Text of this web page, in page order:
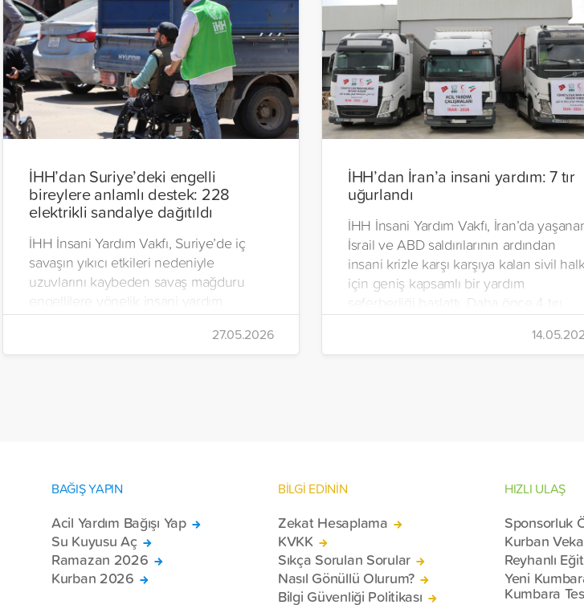
İHH’dan Suriye’deki engelli
bireylere anlamlı destek: 228
elektrikli sandalye dağıtıldı
İHH İnsani Yardım Vakfı, Suriye’de iç
savaşın yıkıcı etkileri nedeniyle
uzuvlarını kaybeden savaş mağduru
engellilere yönelik insani yardım
çalışmalarını aralıksız sürdürüyor. Vakıf,
yürütülen son projeyle Suriye’nin Şam,
Halep, Hama, Humus ve İdlib
27.05.2026
İHH’dan İran’a insani yardım: 7 tır
uğurlandı
İHH İnsani Yardım Vakfı, İran’da
İsrail ve ABD saldırılarının ardından
insani krizle karşı karşıya kalan sivil halk
için geniş kapsamlı bir yardım
seferberliği başlattı. Daha önce 4 tırı
İran’a gönderen vakıf, ilaç, gıda kolisi
temel ihtiyaç malzemelerinden oluşan 7
tırı daha ülkeye uğurladı.
BAĞIŞ YAPIN
Acil Yardım Bağışı Yap
Su Kuyusu Aç
Ramazan 2026
Kurban 2026
BİLGİ EDİNİN
Zekat Hesaplama
KVKK
Sıkça Sorulan Sorular
Nasıl Gönüllü Olurum?
Bilgi Güvenliği Politikası
HIZLI ULAŞ
Sponsorluk
Kurban
Reyhanlı
Yeni
Kumbara